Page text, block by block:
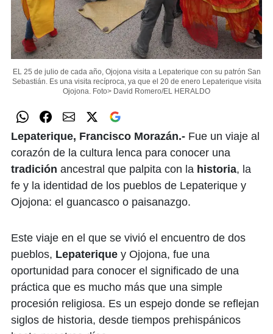
EL 25 de julio de cada año, Ojojona visita a Lepaterique con su patrón San
Sebastián. Es una visita recíproca, ya que el 20 de enero Lepaterique visita
Ojojona. Foto> David Romero/EL HERALDO
Lepaterique, Francisco Morazán.- Fue un viaje al
corazón de la cultura lenca para conocer una
tradición ancestral que palpita con la historia, la
fe y la identidad de los pueblos de Lepaterique y
Ojojona: el guancasco o paisanazgo.
Este viaje en el que se vivió el encuentro de dos
pueblos, Lepaterique y Ojojona, fue una
oportunidad para conocer el significado de una
práctica que es mucho más que una simple
procesión religiosa. Es un espejo donde se reflejan
siglos de historia, desde tiempos prehispánicos